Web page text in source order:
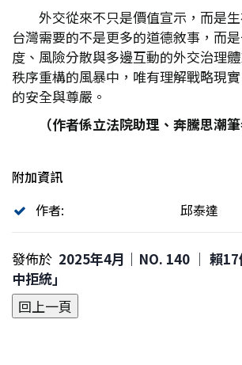
外交從來不只是價值宣示，而是
台灣需要的不是更多的道德敘事，而
度、風險分散與多邊互動的外交治理
秩序重構的風暴中，唯有理解戰略現
的安全與尊嚴。
（作者係立法院助理、奔騰思潮筆
附加資訊
作者:
邱泰達
發佈於 2025年4月｜NO. 140 │ 賴17
中拒統」